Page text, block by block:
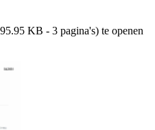
KB - 3 pagina's) te openen